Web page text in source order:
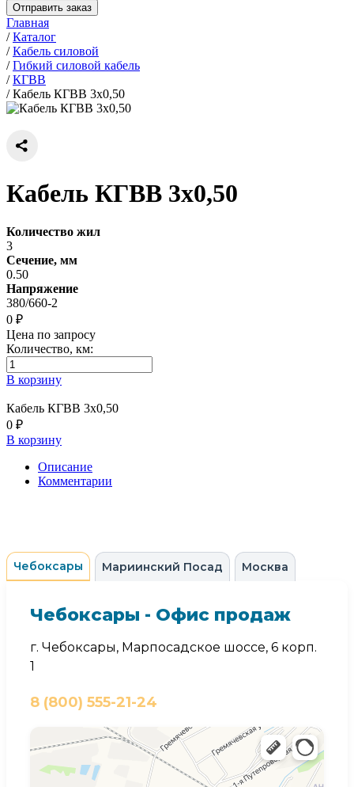
Отправить заказ
Главная
/Каталог
/Кабель силовой
/Гибкий силовой кабель
/КГВВ
/Кабель КГВВ 3х0,50
Кабель КГВВ 3х0,50
Количество жил
3
Сечение, мм
0.50
Напряжение
380/660-2
0 ₽
Цена по запросу
Количество, км:
В корзину
Кабель КГВВ 3х0,50
0 ₽
В корзину
Описание
Комментарии
Чебоксары Мариинский Посад Москва
Чебоксары - Офис продаж
г. Чебоксары, Марпосадское шоссе, 6 корп.
1
8 (800) 555-21-24